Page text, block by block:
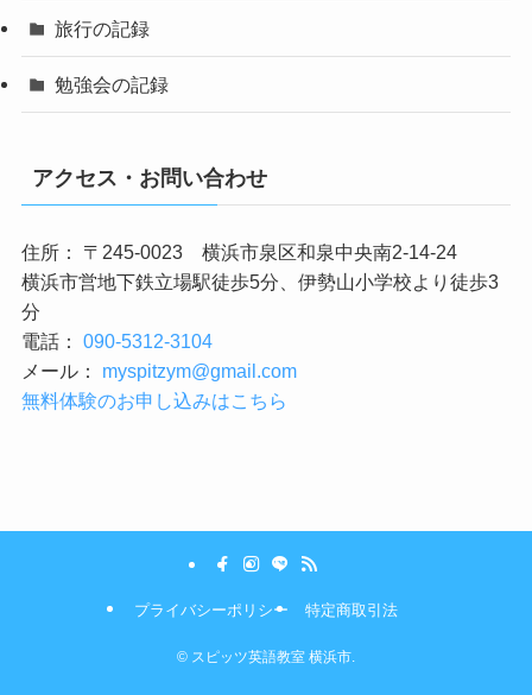
旅行の記録
勉強会の記録
アクセス・お問い合わせ
住所： 〒245-0023 横浜市泉区和泉中央南2-14-24
横浜市営地下鉄立場駅徒歩5分、伊勢山小学校より徒歩3
分
電話： 090-5312-3104
メール： myspitzym@gmail.com
無料体験のお申し込みはこちら
プライバシーポリシー 特定商取引法
© スピッツ英語教室 横浜市.